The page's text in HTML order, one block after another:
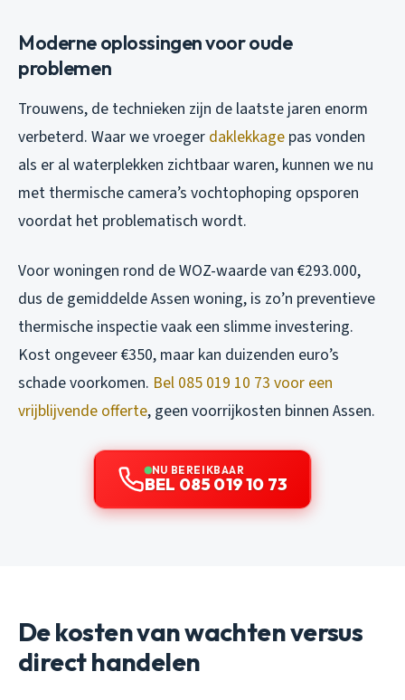
Moderne oplossingen voor oude
problemen
Trouwens, de technieken zijn de laatste jaren enorm
verbeterd. Waar we vroeger daklekkage pas vonden
als er al waterplekken zichtbaar waren, kunnen we nu
met thermische camera’s vochtophoping opsporen
voordat het problematisch wordt.
Voor woningen rond de WOZ-waarde van €293.000,
dus de gemiddelde Assen woning, is zo’n preventieve
thermische inspectie vaak een slimme investering.
Kost ongeveer €350, maar kan duizenden euro’s
schade voorkomen. Bel 085 019 10 73 voor een
vrijblijvende offerte, geen voorrijkosten binnen Assen.
NU BEREIKBAAR
BEL 085 019 10 73
De kosten van wachten versus
direct handelen